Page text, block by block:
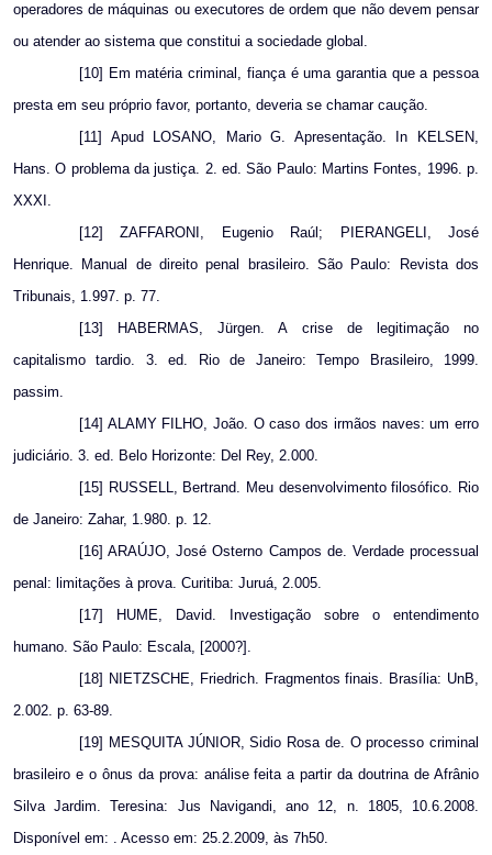
operadores de máquinas ou executores de ordem que não devem pensar
ou atender ao sistema que constitui a sociedade global.
[10] Em matéria criminal, fiança é uma garantia que a pessoa
presta em seu próprio favor, portanto, deveria se chamar caução.
[11] Apud LOSANO, Mario G. Apresentação. In KELSEN,
Hans. O problema da justiça. 2. ed. São Paulo: Martins Fontes, 1996. p.
XXXI.
[12] ZAFFARONI, Eugenio Raúl; PIERANGELI, José
Henrique. Manual de direito penal brasileiro. São Paulo: Revista dos
Tribunais, 1.997. p. 77.
[13] HABERMAS, Jürgen. A crise de legitimação no
capitalismo tardio. 3. ed. Rio de Janeiro: Tempo Brasileiro, 1999.
passim.
[14] ALAMY FILHO, João. O caso dos irmãos naves: um erro
judiciário. 3. ed. Belo Horizonte: Del Rey, 2.000.
[15] RUSSELL, Bertrand. Meu desenvolvimento filosófico. Rio
de Janeiro: Zahar, 1.980. p. 12.
[16] ARAÚJO, José Osterno Campos de. Verdade processual
penal: limitações à prova. Curitiba: Juruá, 2.005.
[17] HUME, David. Investigação sobre o entendimento
humano. São Paulo: Escala, [2000?].
[18] NIETZSCHE, Friedrich. Fragmentos finais. Brasília: UnB,
2.002. p. 63-89.
[19] MESQUITA JÚNIOR, Sidio Rosa de. O processo criminal
brasileiro e o ônus da prova: análise feita a partir da doutrina de Afrânio
Silva Jardim. Teresina: Jus Navigandi, ano 12, n. 1805, 10.6.2008.
Disponível em: . Acesso em: 25.2.2009, às 7h50.